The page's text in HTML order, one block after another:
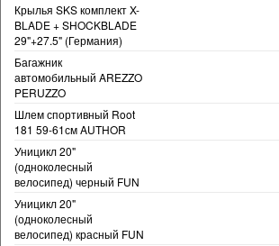
Крылья SKS комплект X-
BLADE + SHOCKBLADE
29"+27.5" (Германия)
Багажник
автомобильный AREZZO
PERUZZO
Шлем спортивный Root
181 59-61см AUTHOR
Уницикл 20"
(одноколесный
велосипед) черный FUN
Уницикл 20"
(одноколесный
велосипед) красный FUN